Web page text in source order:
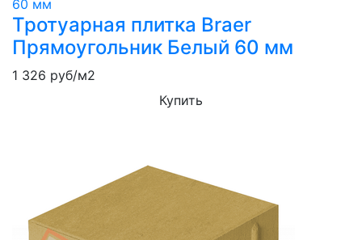
Тротуарная плитка Braer
Прямоугольник Белый 60 мм
1 326 руб/м2
Купить